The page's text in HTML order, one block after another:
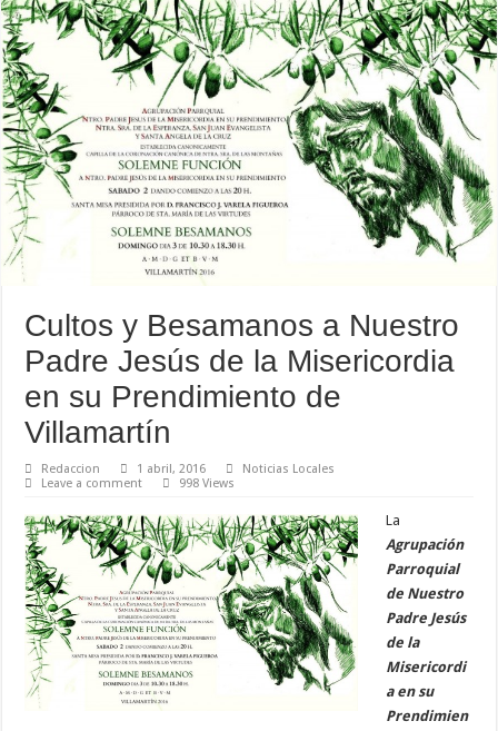
Cultos y Besamanos a Nuestro
Padre Jesús de la Misericordia
en su Prendimiento de
Villamartín
Redaccion 1 abril, 2016
Noticias Locales
Leave a comment
998 Views
La
Agrupación
Parroquial
de Nuestro
Padre Jesús
de la
Misericordi
a en su
Prendimien